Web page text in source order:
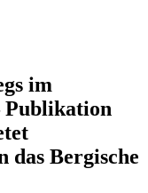
im
Publikation
das Bergische